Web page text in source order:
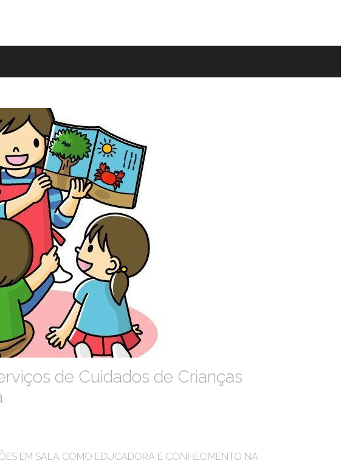
de Cuidados de Crianças
EM SALA COMO EDUCADORA E CONHECIMENTO NA